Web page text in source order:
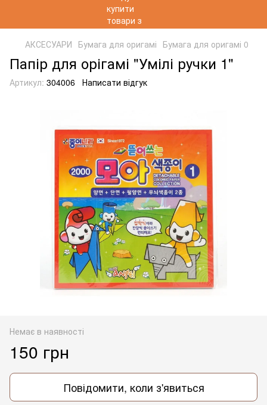
АКСЕСУАРИ Бумага для оригамі Бумага для оригамі 0
Папір для орігамі "Умілі ручки 1"
Артикул: 304006 Написати відгук
Немає в наявності
150 грн
Повідомити, коли з'явиться